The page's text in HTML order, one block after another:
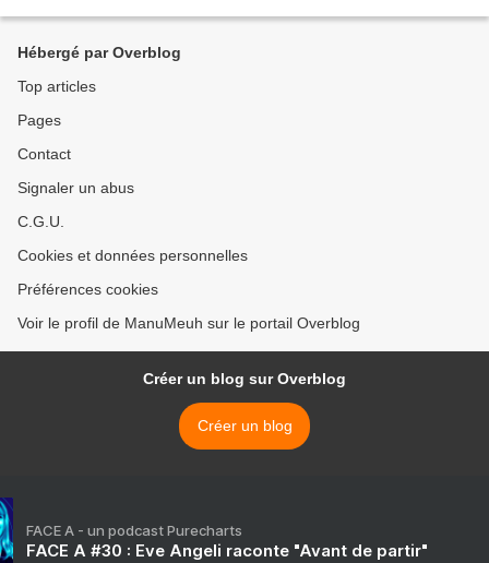
Hébergé par Overblog
Top articles
Pages
Contact
Signaler un abus
C.G.U.
Cookies et données personnelles
Préférences cookies
Voir le profil de ManuMeuh sur le portail Overblog
Créer un blog sur Overblog
Créer un blog
FACE A - un podcast Purecharts
FACE A #30 : Eve Angeli raconte "Avant de partir"